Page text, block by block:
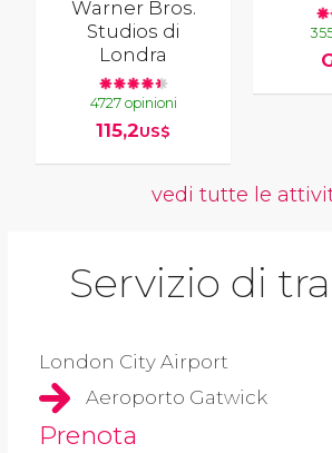
Warner Bros.
Studios di
Londra
4727 opinioni
115,2US$
vedi tutte le
Servizio di
London City Airport
Aeroporto Gatwick
Prenota